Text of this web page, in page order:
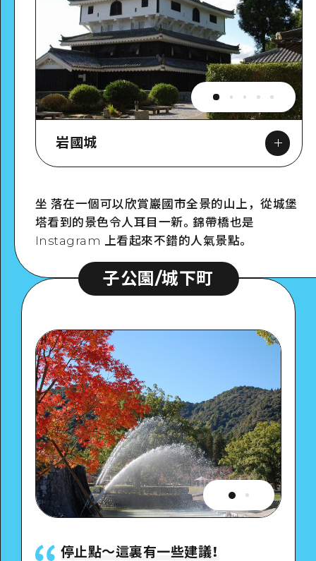
岩國城
Google Maps
坐 落在一個可以欣賞巖國市全景的山上，從城堡
塔看到的景色令人耳目一新。錦帶橋也是
Instagram 上看起來不錯的人氣景點。
子公園/城下町
停止點〜這裏有一些建議！